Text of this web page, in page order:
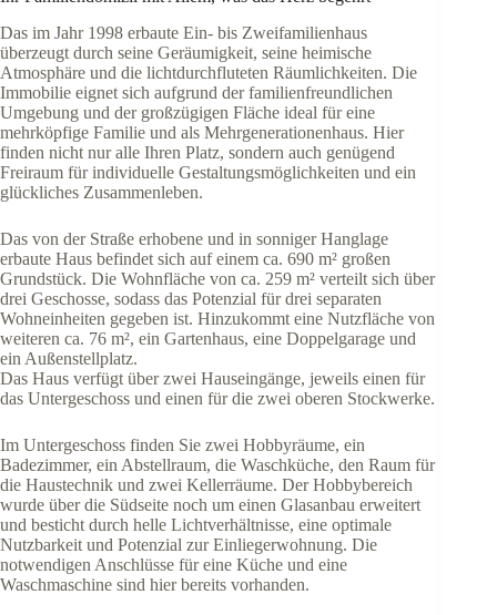
Das im Jahr 1998 erbaute Ein- bis Zweifamilienhaus
überzeugt durch seine Geräumigkeit, seine heimische
Atmosphäre und die lichtdurchfluteten Räumlichkeiten. Die
Immobilie eignet sich aufgrund der familienfreundlichen
Umgebung und der großzügigen Fläche ideal für eine
mehrköpfige Familie und als Mehrgenerationenhaus. Hier
finden nicht nur alle Ihren Platz, sondern auch genügend
Freiraum für individuelle Gestaltungsmöglichkeiten und ein
glückliches Zusammenleben.
Das von der Straße erhobene und in sonniger Hanglage
erbaute Haus befindet sich auf einem ca. 690 m² großen
Grundstück. Die Wohnfläche von ca. 259 m² verteilt sich über
drei Geschosse, sodass das Potenzial für drei separaten
Wohneinheiten gegeben ist. Hinzukommt eine Nutzfläche von
weiteren ca. 76 m², ein Gartenhaus, eine Doppelgarage und
ein Außenstellplatz.
Das Haus verfügt über zwei Hauseingänge, jeweils einen für
das Untergeschoss und einen für die zwei oberen Stockwerke.
Im Untergeschoss finden Sie zwei Hobbyräume, ein
Badezimmer, ein Abstellraum, die Waschküche, den Raum für
die Haustechnik und zwei Kellerräume. Der Hobbybereich
wurde über die Südseite noch um einen Glasanbau erweitert
und besticht durch helle Lichtverhältnisse, eine optimale
Nutzbarkeit und Potenzial zur Einliegerwohnung. Die
notwendigen Anschlüsse für eine Küche und eine
Waschmaschine sind hier bereits vorhanden.